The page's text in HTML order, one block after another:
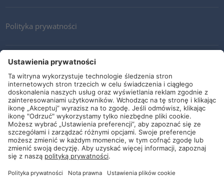
Polityka prywatności
Kontakt
Newsletter
Ogólne warunki i dostawy
Wytyczne i zobowiązania
Media społecznościowe